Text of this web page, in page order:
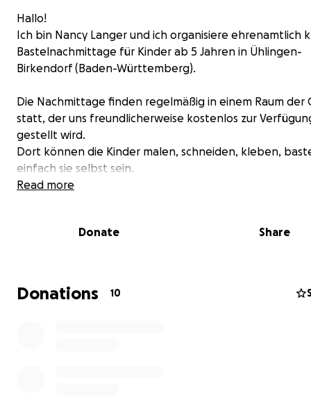
Hallo!
Ich bin Nancy Langer und ich organisiere ehrenamtlich
Bastelnachmittage für Kinder ab 5 Jahren in Ühlingen-
Birkendorf (Baden-Württemberg).
Die Nachmittage finden regelmäßig in einem Raum der
statt, der uns freundlicherweise kostenlos zur
gestellt wird.
Dort können die Kinder malen, schneiden, kleben,
einfach sie selbst sein.
Angeboten. Ich möchte ihnen zeigen: Du kannst etwas
Kind mitmachen kann – ganz unabhängig von
finanzieller Situation.
Read more
Donate Share
Donations 10